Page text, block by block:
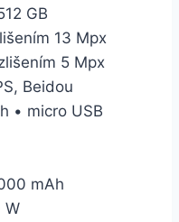
GB
13 Mpx
5 Mpx
Beidou
• micro USB
mAh
W